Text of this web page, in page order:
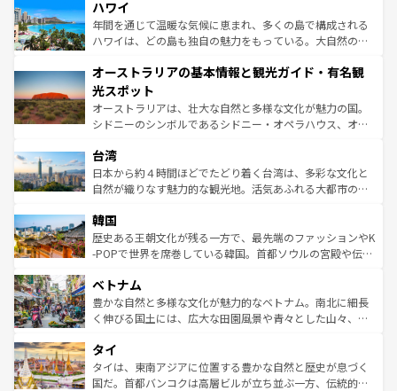
着のスイス情報は
のような巨大都市は、観光、ショッピング、エンターテイ
ンメントが詰まった刺激的なスポットだ。一方、アメリカ
西部には大自然が広がり、グランドキャニオンやイエロー
部のニューオーリンズでは、音楽と美食が融合した独特の
文化が魅力。旅行者はアメリカの各地域で異なる魅力を楽
しみながら、その多様性と豊かな歴史を感じることができ
るだろう。車でのロードトリップや列車の旅も、アメリカ
情報は
ハワイ
年間を通じて温暖な気候に恵まれ、多くの島で構成される
ハワイは、どの島も独自の魅力をもっている。大自然の神
ワイ島は見逃せない。また、定番の観光地といえばオアフ
島だが、静かな自然を求めるならマウイ島やカウアイ島が
おすすめ。エメラルドグリーンに輝く海をはじめ、豊かな
文化や歴史が息づいている。「アロハスピリット」と呼ば
人々、おいしいローカルフードやハワイアンミュージッ
ク、伝統的なフラダンスなど、すべてがハワイの魅力を彩
っている。訪れるたびに新しい発見と感動が待っているハ
はコンテンツ一覧
オーストラリアの基本情報と観光ガイド・有名観
光スポット
オーストラリアは、壮大な自然と多様な文化が魅力の国。
シドニーのシンボルであるシドニー・オペラハウス、オー
リアリーフや大陸中央部にそびえるウルル（エアーズロッ
ク）、タスマニアの美しい原生林やケアンズの熱帯雨林な
ど、見どころがたくさん。また、カフェやワイン、オージ
いる。アクティビティも充実しており、サーフィンやダイ
ビング、ハイキングなど、アウトドア好きにはたまらな
い。オーストラリアの多彩な魅力を存分に味わいつくそ
参照してほしい。
台湾
日本から約４時間ほどでたどり着く台湾は、多彩な文化と
自然が織りなす魅力的な観光地。活気あふれる大都市の台
ン）、静ひつな山岳地帯である台湾東部など、都市の喧騒
と山間の静けさが共存しており、訪れる人に新しい発見と
驚きをもたらしてくれる。また、奥深い台湾の食文化も魅
容にもいいと評判のスイーツなど、バラエティ豊かな料理
が味わえる。 なお、新着の台湾情報は コンテンツ一覧を参
照してほしい。
韓国
歴史ある王朝文化が残る一方で、最先端のファッションやK
-POPで世界を席巻している韓国。首都ソウルの宮殿や伝統
き、地方に足を延ばせば四季折々の自然美を楽しむことが
できる。そして、キムチや焼肉、絶品のストリートフード
まで、さまざまな韓国料理が待っている。夜には、韓国な
リティに包まれながら、韓国の多彩な魅力を心ゆくまで味
わってみてほしい。 なお、新着の韓国情報はコンテンツ一
覧を参照してほしい。
ベトナム
豊かな自然と多様な文化が魅力的なベトナム。南北に細長
く伸びる国土には、広大な田園風景や青々とした山々、世
急速な発展と共に伝統が息づく。ハノイの古い町並みやホ
ーチミン市のフランス統治時代の建物も、独特の雰囲気を
醸し出している。また、バラエティの豊かさとおいしさで
タイ
タイは、東南アジアに位置する豊かな自然と歴史が息づく
国だ。首都バンコクは高層ビルが立ち並ぶ一方、伝統的な